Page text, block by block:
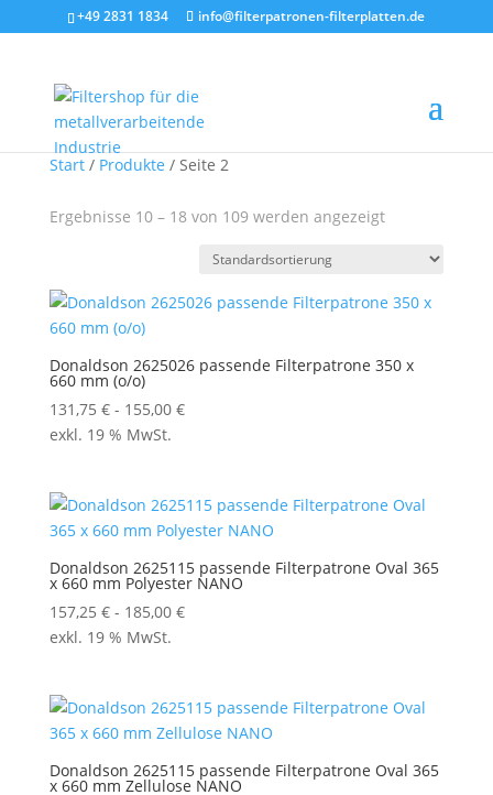
+49 2831 1834 info@filterpatronen-filterplatten.de
Start/ Produkte / Seite 2
Ergebnisse 10 – 18 von 109 werden angezeigt
Donaldson 2625026 passende Filterpatrone 350 x
660 mm (o/o)
131,75 €- 155,00 €
exkl. 19 % MwSt.
Donaldson 2625115 passende Filterpatrone Oval 365
x 660 mm Polyester NANO
157,25 €- 185,00 €
exkl. 19 % MwSt.
Donaldson 2625115 passende Filterpatrone Oval 365
x 660 mm Zellulose NANO